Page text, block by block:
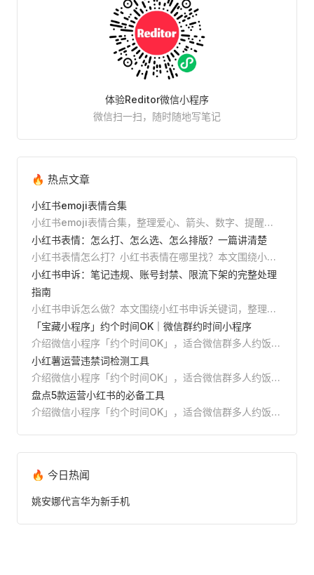
体验Reditor微信小程序
微信扫一扫，随时随地写笔记
🔥 热点文章
小红书emoji表情合集
小红书emoji表情合集，整理爱心、箭头、数字、提醒、
美妆、美食、旅行、学习等常用emoji，支持直接复制，
并附小红书标题、正文和清单排版教程。
小红书表情：怎么打、怎么选、怎么排版？一篇讲清楚
小红书表情怎么打？小红书表情在哪里找？本文围绕小红
书表情关键词，整理emoji表情、特殊符号、颜文字的输
入方法、使用场景、排版技巧和避坑建议，并推荐Reditor
编辑器一键添加表情、AI排版和发布前预览。
小红书申诉：笔记违规、账号封禁、限流下架的完整处理
指南
小红书申诉怎么做？本文围绕小红书申诉关键词，整理笔
记违规、账号封禁、限流下架、误判举报等场景的申诉入
口、材料清单、文案结构和避坑方法，并介绍如何用
Reditor编辑器提前检测违规词，降低申诉成本。
「宝藏小程序」约个时间OK｜微信群约时间小程序
介绍微信小程序「约个时间OK」，适合微信群多人约饭、
桌游、运动、小组 meeting 等场景。创建活动、转发到
群，大家拖拽标出空闲时间，小程序自动计算重合度最高
的时间段，减少群里反复问时间的成本。
小红薯运营违禁词检测工具
介绍微信小程序「约个时间OK」，适合微信群多人约饭、
桌游、运动、小组 meeting 等场景。创建活动、转发到
群，大家拖拽标出空闲时间，小程序自动计算重合度最高
盘点5款运营小红书的必备工具
介绍微信小程序「约个时间OK」，适合微信群多人约饭、
🔥 今日热闻
姚安娜代言华为新手机